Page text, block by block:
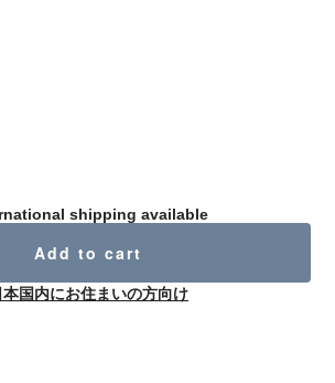
shipping available
Add to cart
本国内にお住まいの方向け